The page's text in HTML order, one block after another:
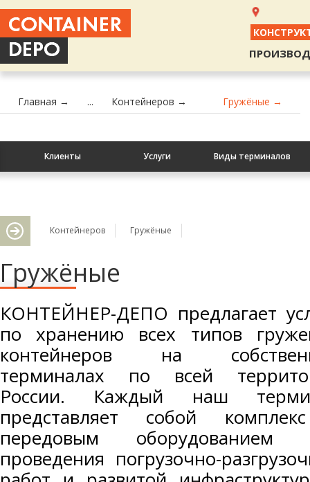
Главная → ... Контейнеров → Гружёные →
Клиенты Услуги Виды терминалов
Контейнеров Гружёные
Гружёные
КОНТЕЙНЕР-ДЕПО предлагает
по хранению всех типов
контейнеров на
терминалах по всей
России. Каждый наш
представляет собой
передовым оборудованием
проведения погрузочно-